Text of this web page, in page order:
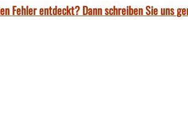
Fehler entdeckt? Dann schreiben Sie uns